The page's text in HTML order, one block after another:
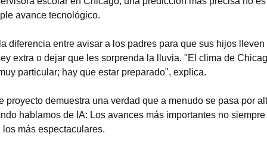
avance tecnológico.
diferencia entre avisar a los padres para que sus hijos lleven
extra o dejar que les sorprenda la lluvia. "El clima de
particular; hay que estar preparado", explica.
proyecto demuestra una verdad que a menudo se pasa por
hablamos de IA: Los avances más importantes no siempre
los más espectaculares.